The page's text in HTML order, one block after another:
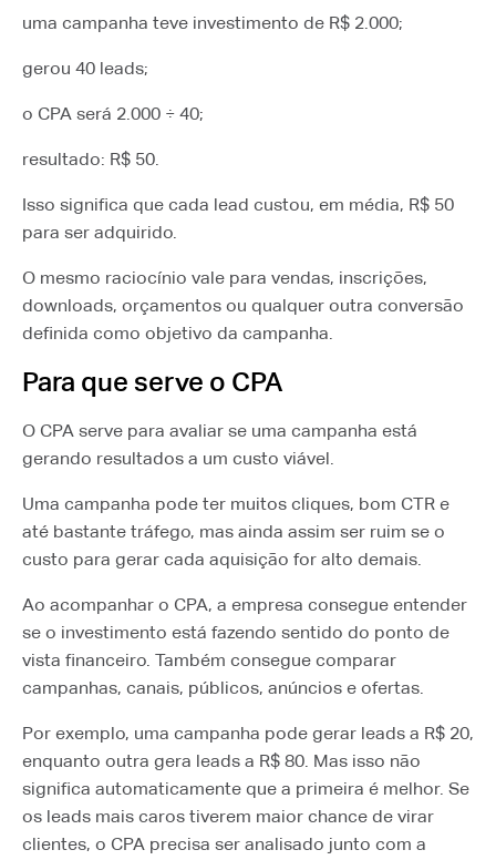
uma campanha teve investimento de R$ 2.000;
gerou 40 leads;
o CPA será 2.000 ÷ 40;
resultado: R$ 50.
Isso significa que cada lead custou, em média, R$ 50
para ser adquirido.
O mesmo raciocínio vale para vendas, inscrições,
downloads, orçamentos ou qualquer outra conversão
definida como objetivo da campanha.
Para que serve o CPA
O CPA serve para avaliar se uma campanha está
gerando resultados a um custo viável.
Uma campanha pode ter muitos cliques, bom CTR e
até bastante tráfego, mas ainda assim ser ruim se o
custo para gerar cada aquisição for alto demais.
Ao acompanhar o CPA, a empresa consegue entender
se o investimento está fazendo sentido do ponto de
vista financeiro. Também consegue comparar
campanhas, canais, públicos, anúncios e ofertas.
Por exemplo, uma campanha pode gerar leads a R$ 20,
enquanto outra gera leads a R$ 80. Mas isso não
significa automaticamente que a primeira é melhor. Se
os leads mais caros tiverem maior chance de virar
clientes, o CPA precisa ser analisado junto com a